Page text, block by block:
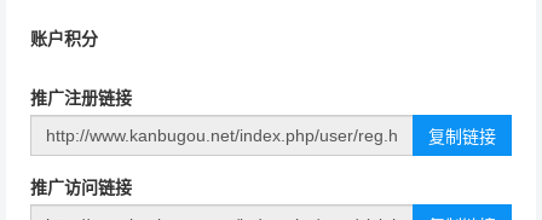
账户积分
推广注册链接
推广访问链接